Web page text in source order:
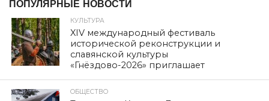
ЭКОНОМИКА
Депутаты «разрулили»
проблему
Автор:admin
Опубликовано